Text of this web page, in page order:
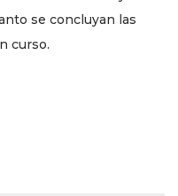
se concluyan las
curso.